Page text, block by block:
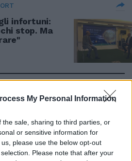
My Personal Information
the sale, sharing to third parties, or
or sensitive information for
please use the below opt-out
Please note that after your
infortuni:
stop. Ma
pronta per
CHELSEA